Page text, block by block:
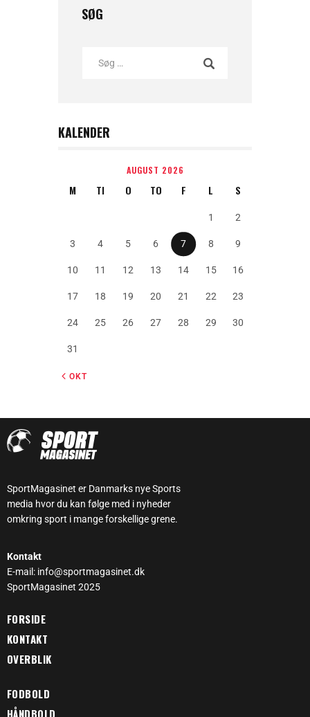
SØG
KALENDER
AUGUST 2026
M TI O TO F L S
1 2
3 4 5 6 7 8 9
10 11 12 13 14 15 16
17 18 19 20 21 22 23
24 25 26 27 28 29 30
31
« OKT
SportMagasinet er Danmarks nye Sports
media hvor du kan følge med i nyheder
omkring sport i mange forskellige grene.
Kontakt
E-mail: info@sportmagasinet.dk
SportMagasinet 2025
FORSIDE
KONTAKT
OVERBLIK
FODBOLD
HÅNDBOLD